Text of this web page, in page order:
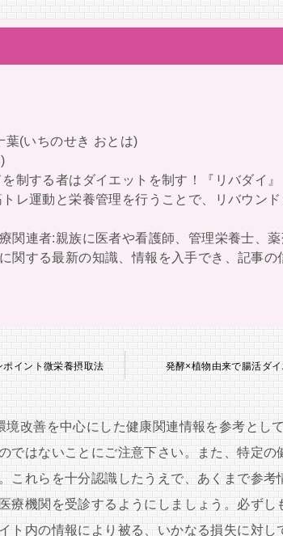
葉(いちのせき おとは)
制する者はダイエットを制す！『リバダイ』
レ運動と栄養管理を行うことで、リバウン
関連者:親族に医者や看護師、管理栄養士、
関する最新の知識、情報を入手でき、記事
イント微栄養摂取法 発酵×植物由来で腸活ダ
境改善を中心にした健康関連情報を参考とし
ではないことにご注意下さい。また、特定
これらを十分認識したうえで、あくまで参
療機関を受診するようにしましょう。必ず
ト内の情報により被る、いかなる損失に対